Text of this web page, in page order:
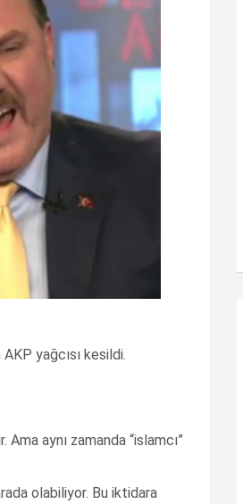
yağcısı kesildi.
aynı zamanda “islamcı”
olabiliyor. Bu iktidara